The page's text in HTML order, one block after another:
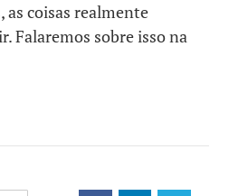
as coisas realmente
Falaremos sobre isso na